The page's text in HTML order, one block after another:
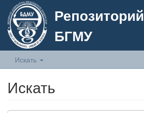
Репозиторий
БГМУ
Искать
Искать